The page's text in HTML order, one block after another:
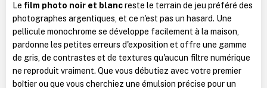
Le film photo noir et blancreste le terrain de jeu préféré des
photographes argentiques, et ce n'est pas un hasard. Une
pellicule monochrome se développe facilement à la maison,
pardonne les petites erreurs d'exposition et offre une gamme
de gris, de contrastes et de textures qu'aucun filtre numérique
ne reproduit vraiment. Que vous débutiez avec votre premier
boîtier ou que vous cherchiez une émulsion précise pour un